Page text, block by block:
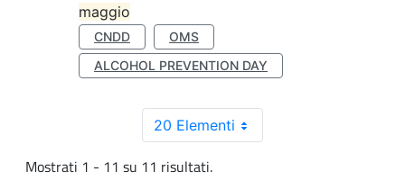
maggio
CNDD
OMS
ALCOHOL PREVENTION DAY
20 Elementi
Mostrati 1 - 11 su 11 risultati.